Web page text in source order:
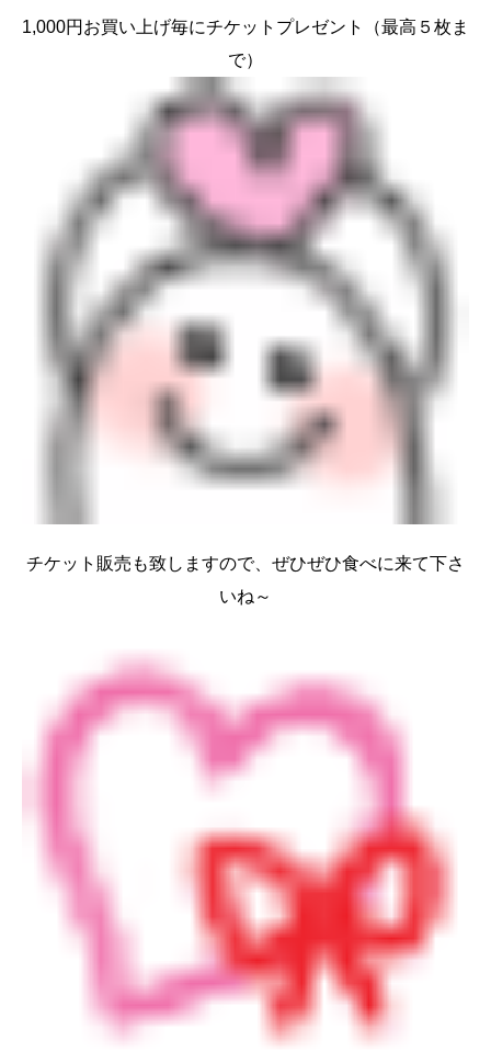
1,000円お買い上げ毎にチケットプレゼント（最高５枚ま
で）
チケット販売も致しますので、ぜひぜひ食べに来て下さ
いね～